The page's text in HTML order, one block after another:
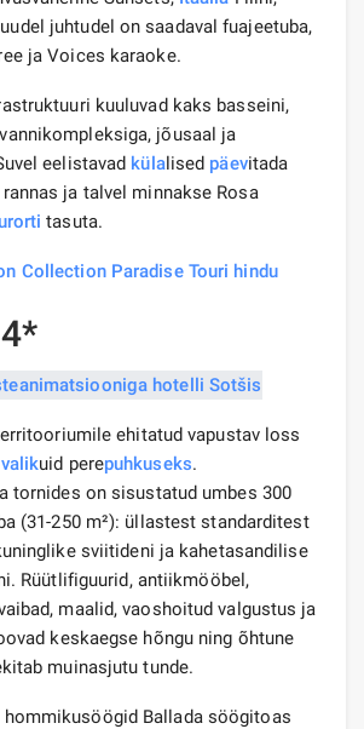
juhtudel on saadaval fuajeetuba,
ja Voices karaoke.
kuuluvad kaks basseini,
jõusaal ja
eelistavad külalised päevitada
ja talvel minnakse Rosa
tasuta.
Collection Paradise Touri hindu
ehitatud vapustav loss
valikuid perepuhkuseks.
tornides on sisustatud umbes 300
(31-250 m²): üllastest standarditest
sviitideni ja kahetasandilise
Rüütlifiguurid, antiikmööbel,
maalid, vaoshoitud valgustus ja
keskaegse hõngu ning õhtune
muinasjutu tunde.
hommikusöögid Ballada söögitoas